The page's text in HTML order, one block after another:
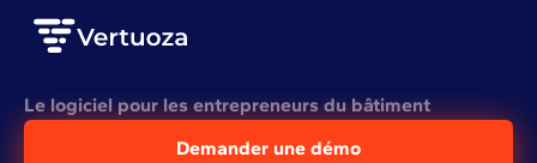
Le logiciel pour les entrepreneurs du bâtiment
Demander une démo